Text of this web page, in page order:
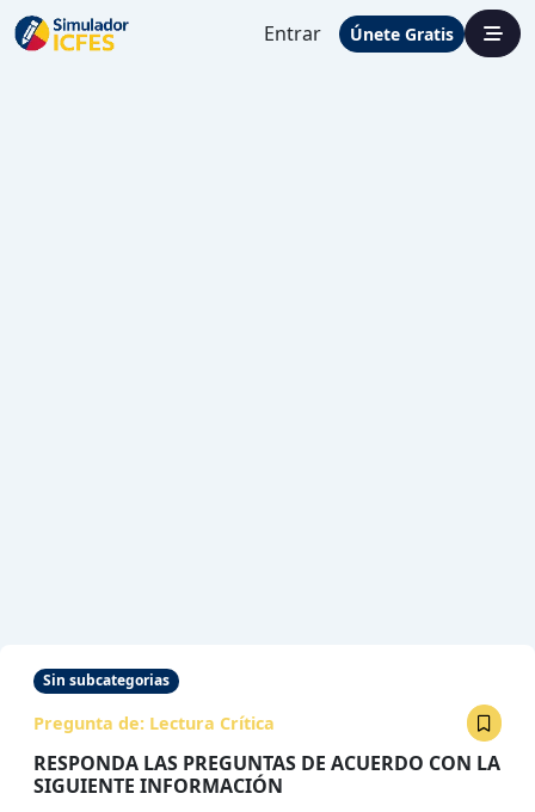
Entrar Únete Gratis
Sin subcategorias
Pregunta de: Lectura Crítica
RESPONDA LAS PREGUNTAS DE ACUERDO CON LA
SIGUIENTE INFORMACIÓN